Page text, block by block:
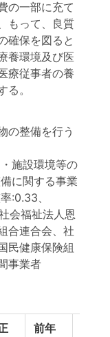
の一部に充て
もって、良質
確保を図ると
養環境及び医
療従事者の養
。
の整備を行う
施設環境等の
に関する事業
:0.33、
会福祉法人恩
合連合会、社
民健康保険組
事業者
前年